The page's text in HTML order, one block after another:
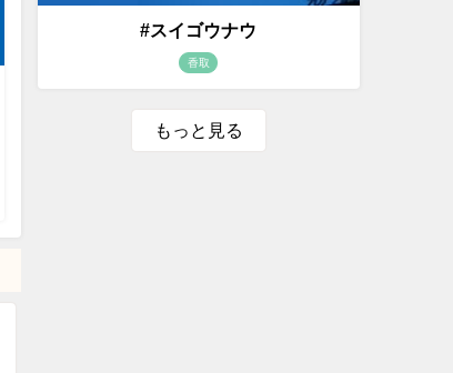
#スイゴウナウ
香取
もっと見る